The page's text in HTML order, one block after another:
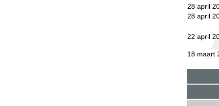
28 april
28 april
22 april
18 maart